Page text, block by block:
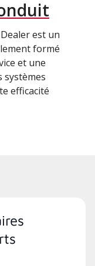
est un
formé
et une
systèmes
efficacité